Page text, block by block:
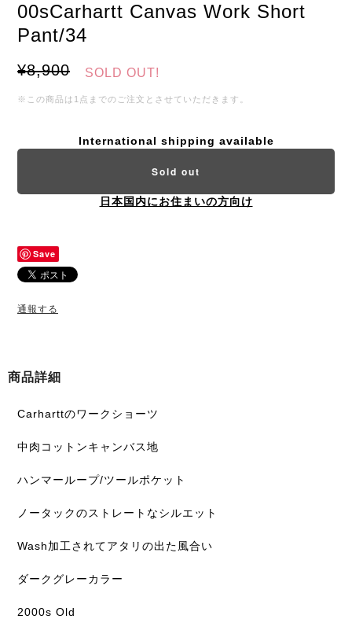
00sCarhartt Canvas Work Short
Pant/34
¥8,900 SOLD OUT!
※この商品は1点までのご注文とさせていただきます。
International shipping available
Sold out
日本国内にお住まいの方向け
Save
通報する
商品詳細
Carharttのワークショーツ
中肉コットンキャンバス地
ハンマーループ/ツールポケット
ノータックのストレートなシルエット
Wash加工されてアタリの出た風合い
ダークグレーカラー
2000s Old